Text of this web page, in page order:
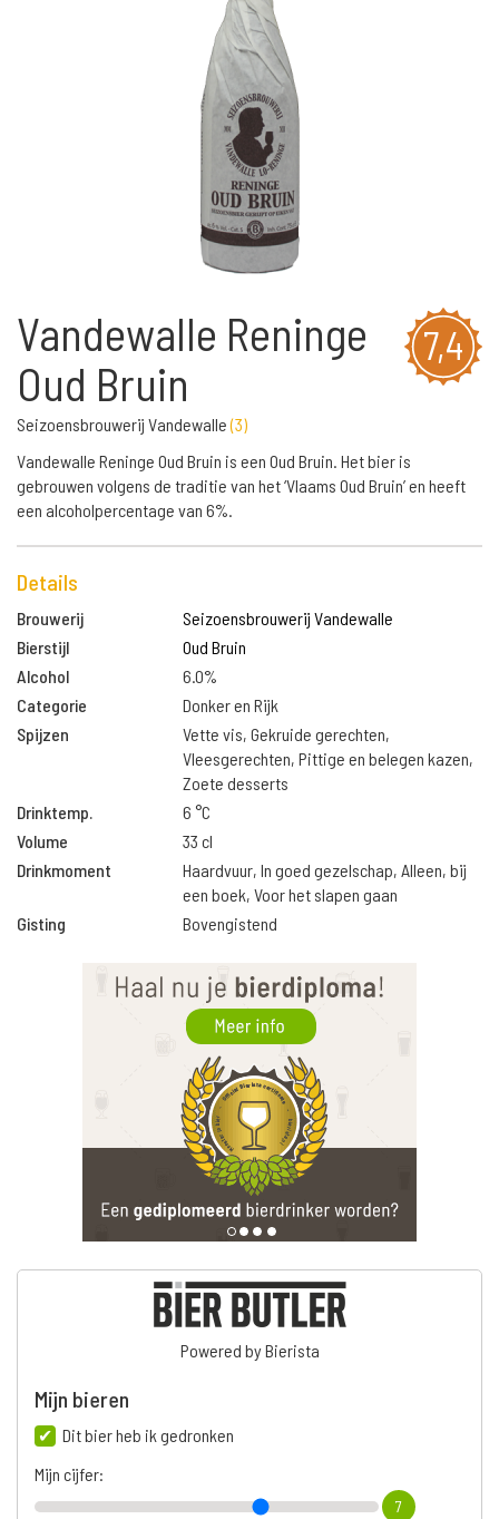
7,4
Vandewalle Reninge
Oud Bruin
Seizoensbrouwerij Vandewalle(3)
Vandewalle Reninge Oud Bruin is een Oud Bruin. Het bier is
gebrouwen volgens de traditie van het ‘Vlaams Oud Bruin’ en heeft
een alcoholpercentage van 6%.
Details
Brouwerij
Seizoensbrouwerij Vandewalle
Bierstijl
Oud Bruin
Alcohol
6.0%
Categorie
Donker en Rijk
Spijzen
Vette vis, Gekruide gerechten,
Vleesgerechten, Pittige en belegen kazen,
Zoete desserts
Drinktemp.
6 °C
Volume
33 cl
Drinkmoment
Haardvuur, In goed gezelschap, Alleen, bij
een boek, Voor het slapen gaan
Gisting
Bovengistend
Powered by Bierista
Mijn bieren
Dit bier heb ik gedronken
Mijn cijfer:
7